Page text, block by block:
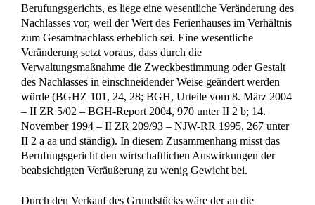
138, 141 ff.). Dem Landeswohlfahrtsverband stand aber auch
Barvermögen des Nachlasses in nicht unbeträchtlicher Höhe
zur Befriedigung seiner Geldforderung zur Verfügung.
Bislang ist kein Grund vorgetragen und auch sonst nicht
ersichtlich, warum sich der Landeswohlfahrtsverband nicht
hieraus als für den Nachlass weniger einschneidende
Maßnahme – leichter und ohne etwaige wirtschaftliche
Nachteile bei einer Zwangsversteigerung des Grundstückes –
befriedigen könnte. Es besteht daher auch kein Anhalt, dass
die Grundstückssubstanz wegen dieser Forderungen ohnehin
nicht zu erhalten gewesen wäre (vgl. BGHZ 159, 254, 258
f.).
c) Die Feststellung des Landgerichts, das von der Beklagten